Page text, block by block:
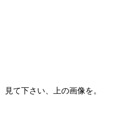
見て下さい、上の画像を。